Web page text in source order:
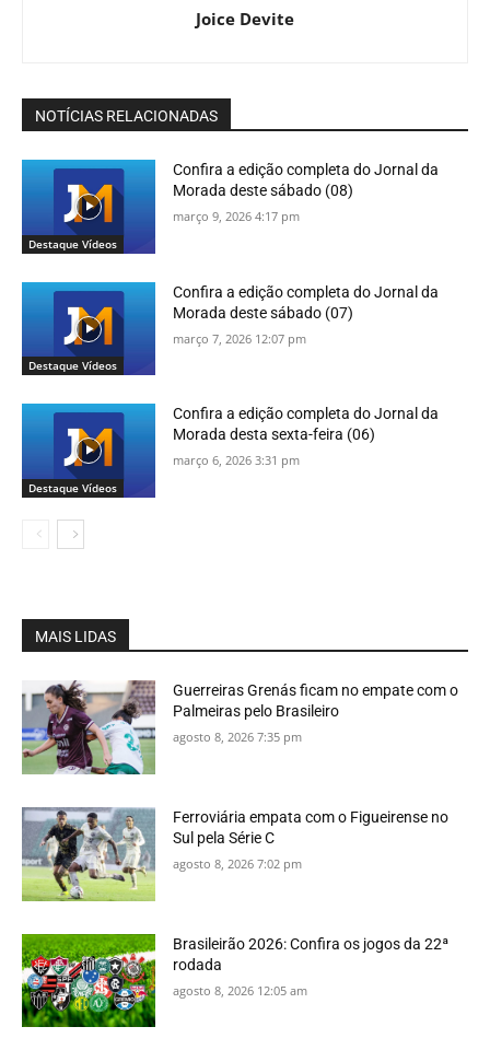
Joice Devite
NOTÍCIAS RELACIONADAS
Destaque Vídeos
Confira a edição completa do Jornal da
Morada deste sábado (08)
março 9, 2026 4:17 pm
Destaque Vídeos
Confira a edição completa do Jornal da
Morada deste sábado (07)
março 7, 2026 12:07 pm
Destaque Vídeos
Confira a edição completa do Jornal da
Morada desta sexta-feira (06)
março 6, 2026 3:31 pm
MAIS LIDAS
Guerreiras Grenás ficam no empate com o
Palmeiras pelo Brasileiro
agosto 8, 2026 7:35 pm
Ferroviária empata com o Figueirense no
Sul pela Série C
agosto 8, 2026 7:02 pm
Brasileirão 2026: Confira os jogos da 22ª
rodada
agosto 8, 2026 12:05 am